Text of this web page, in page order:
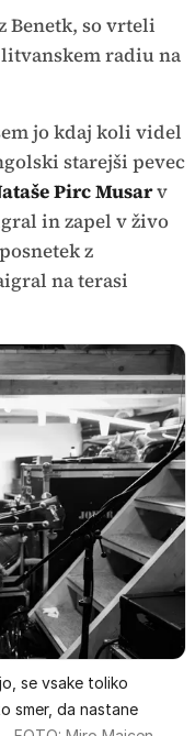
Benetk, so vrteli
radiu na
jo kdaj koli videl
starejši pevec
Pirc Musarv
in zapel v živo
z
na terasi
se vsake toliko
smer, da nastane